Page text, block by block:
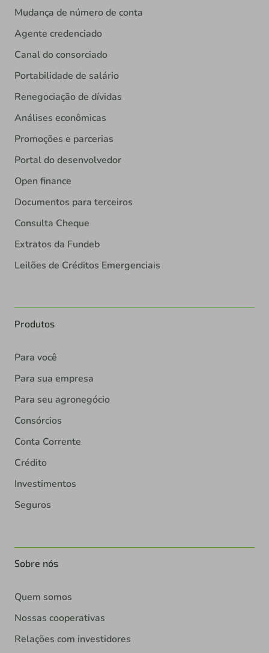
Mudança de número de conta
Agente credenciado
Canal do consorciado
Portabilidade de salário
Renegociação de dívidas
Análises econômicas
Promoções e parcerias
Portal do desenvolvedor
Open finance
Documentos para terceiros
Consulta Cheque
Extratos da Fundeb
Leilões de Créditos Emergenciais
Produtos
Para você
Para sua empresa
Para seu agronegócio
Consórcios
Conta Corrente
Crédito
Investimentos
Seguros
Sobre nós
Quem somos
Nossas cooperativas
Relações com investidores